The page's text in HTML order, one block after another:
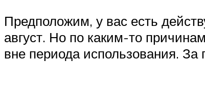
Предположим, у вас есть
август. Но по каким-то
вне периода использования.